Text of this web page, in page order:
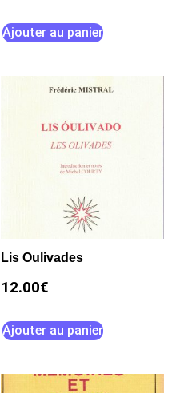
Ajouter au panier
Lis Oulivades
12.00€
Ajouter au panier